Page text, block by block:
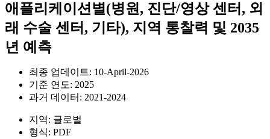
애플리케이션별(병원, 진단/영상 센터, 외
래 수술 센터, 기타), 지역 통찰력 및 2035
년 예측
최종 업데이트: 10-April-2026
기준 연도: 2025
과거 데이터: 2021-2024
지역: 글로벌
형식: PDF